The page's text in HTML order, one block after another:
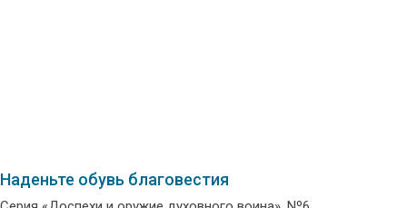
Наденьте обувь благовестия